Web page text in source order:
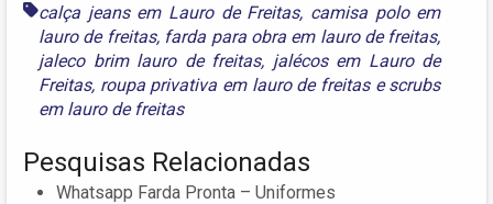
calça jeans em Lauro de Freitas, camisa polo em
lauro de freitas, farda para obra em lauro de freitas,
jaleco brim lauro de freitas, jalécos em Lauro de
Freitas, roupa privativa em lauro de freitasescrubs
em lauro de freitas
Pesquisas Relacionadas
Whatsapp Farda Pronta – Uniformes